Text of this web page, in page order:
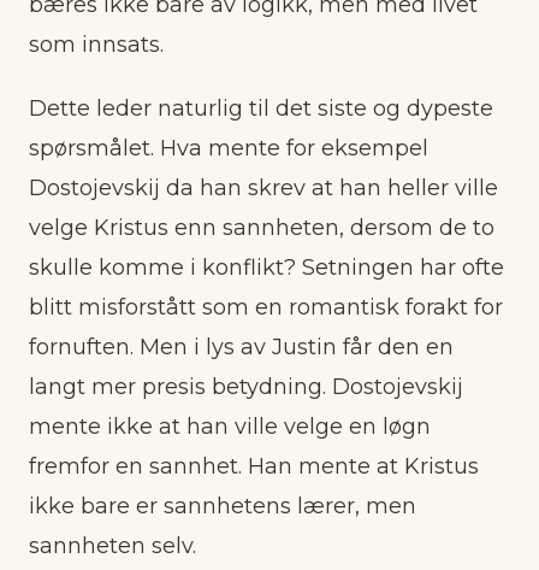
som innsats.
Dette leder naturlig til det siste og dypeste
spørsmålet. Hva mente for eksempel
Dostojevskij da han skrev at han heller ville
velge Kristus enn sannheten, dersom de to
skulle komme i konflikt? Setningen har ofte
blitt misforstått som en romantisk forakt for
fornuften. Men i lys av Justin får den en
langt mer presis betydning. Dostojevskij
mente ikke at han ville velge en løgn
fremfor en sannhet. Han mente at Kristus
ikke bare er sannhetens lærer, men
sannheten selv.